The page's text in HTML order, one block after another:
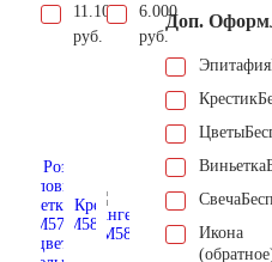
11.100
руб.
6.000
руб.
Доп.
Эпитафия
Крестик
Цветы
Виньетка
Свеча
Икона